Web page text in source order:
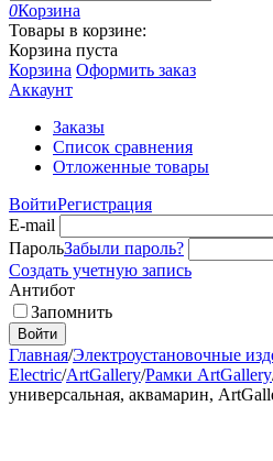
0Корзина
Товары в корзине:
Корзина пуста
Корзина Оформить заказ
Аккаунт
Заказы
Список сравнения
Отложенные товары
ВойтиРегистрация
E-mail
ПарольЗабыли пароль?
Создать учетную запись
Антибот
Запомнить
Войти
Главная/Электроустановочные
Electric/ArtGallery/Рамки ArtGallery
универсальная, аквамарин,